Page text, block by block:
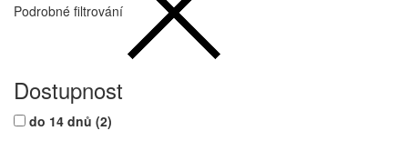
Podrobné filtrování
Dostupnost
do 14 dnů (2)